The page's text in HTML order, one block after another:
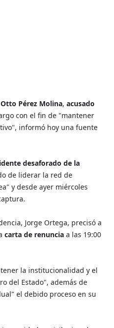
Otto Pérez Molina,acusado
con el fin de "mantener
informó hoy una fuente
desaforado de la
de liderar la red de
y desde ayer miércoles
Jorge Ortega, precisó a
carta de renunciaa las 19:00
la institucionalidad y el
del Estado", además de
el debido proceso en su